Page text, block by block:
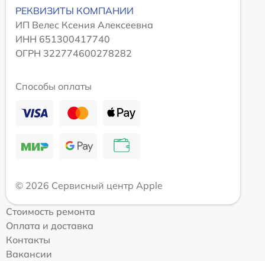
РЕКВИЗИТЫ КОМПАНИИ
ИП Велес Ксения Алексеевна
ИНН 651300417740
ОГРН 322774600278282
Способы оплаты
© 2026 Сервисный центр Apple
Стоимость ремонта
Оплата и доставка
Контакты
Вакансии